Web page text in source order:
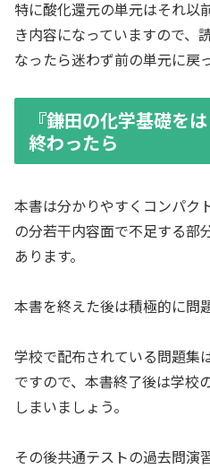
特に酸化還元の単元はそれ以
き内容になっていますので、
なったら迷わず前の単元に戻
『鎌田の化学基礎を
終わったら
本書は分かりやすくコンパク
の分若干内容面で不足する部
あります。
本書を終えた後は積極的に問
学校で配布されている問題集
ですので、本書終了後は学校
しまいましょう。
その後共通テストの過去問演